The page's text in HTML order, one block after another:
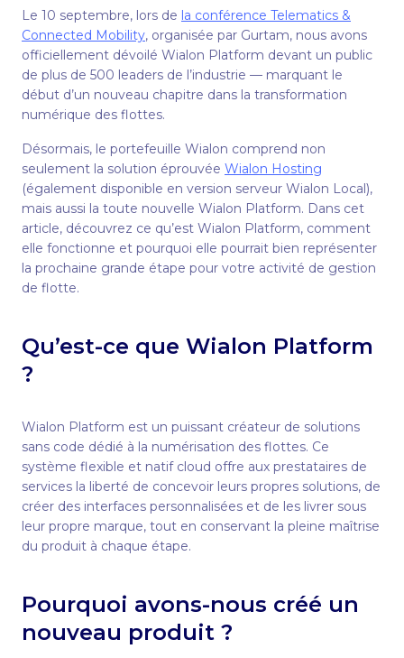
Le 10 septembre, lors de la conférence Telematics &
Connected Mobility, organisée par Gurtam, nous avons
officiellement dévoilé Wialon Platform devant un public
de plus de 500 leaders de l’industrie — marquant le
début d’un nouveau chapitre dans la transformation
numérique des flottes.
Désormais, le portefeuille Wialon comprend non
seulement la solution éprouvée Wialon Hosting
(également disponible en version serveur Wialon Local),
mais aussi la toute nouvelle Wialon Platform. Dans cet
article, découvrez ce qu’est Wialon Platform, comment
elle fonctionne et pourquoi elle pourrait bien représenter
la prochaine grande étape pour votre activité de gestion
de flotte.
Qu’est-ce que Wialon Platform
?
Wialon Platform est un puissant créateur de solutions
sans code dédié à la numérisation des flottes. Ce
système flexible et natif cloud offre aux prestataires de
services la liberté de concevoir leurs propres solutions, de
créer des interfaces personnalisées et de les livrer sous
leur propre marque, tout en conservant la pleine maîtrise
du produit à chaque étape.
Pourquoi avons-nous créé un
nouveau produit ?